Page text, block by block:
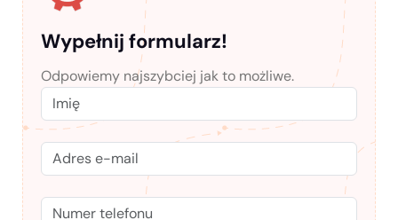
Wypełnij formularz!
Odpowiemy najszybciej jak to możliwe.